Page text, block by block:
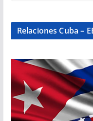
Relaciones Cuba –